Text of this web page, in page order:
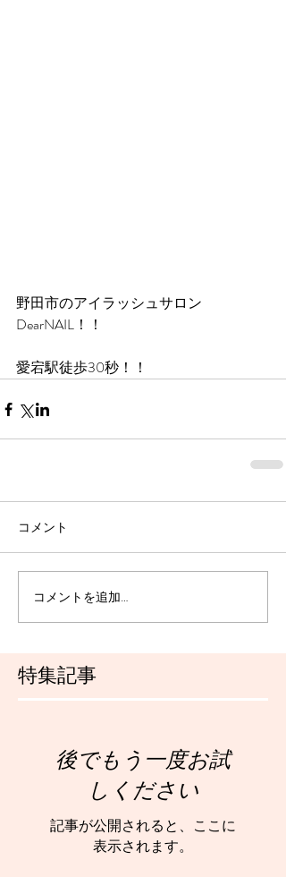
特集記事
野田市のアイラッシュサロン
DearNAIL！！
愛宕駅徒歩30秒！！
コメント
コメントを追加…
後でもう一度お試
しください
記事が公開されると、ここに
表示されます。